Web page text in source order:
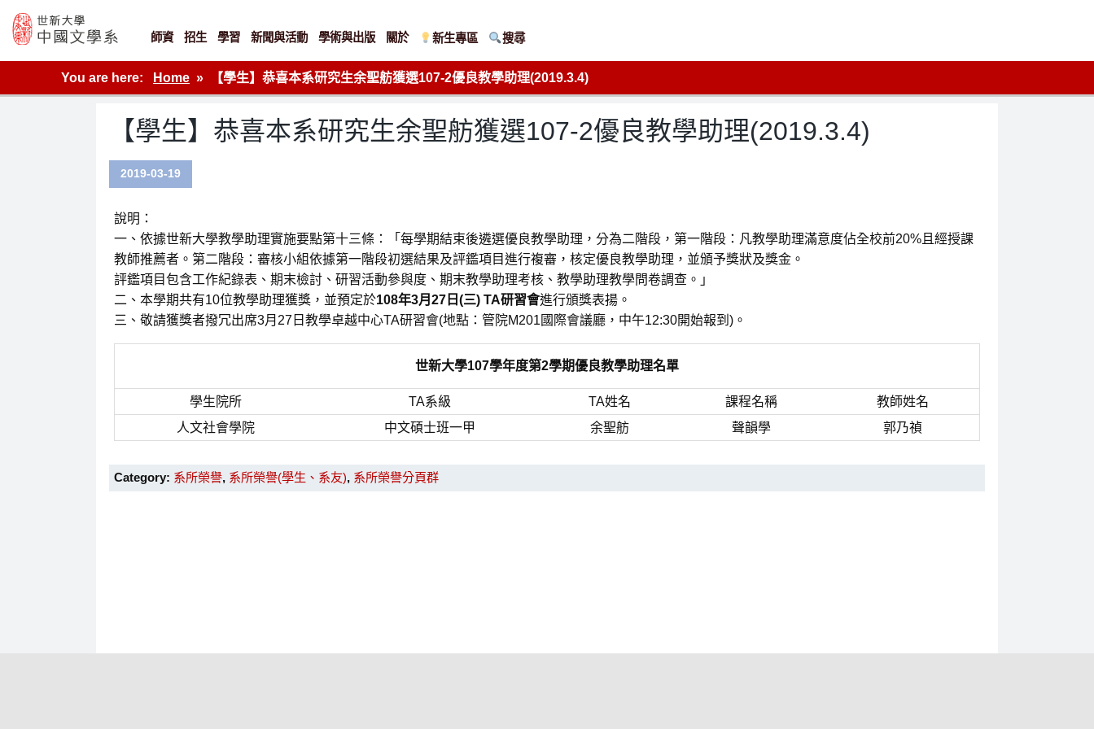
content
世新大學教學單位的網站
師資 招生 學習 新聞與活動 學術與出版 關於 新生專區 搜尋
You are here: Home 【學生】恭喜本系研究生余聖舫獲選107-2優良教學助理(2019.3.4)
【學生】恭喜本系研究生余聖舫獲選107-2優良教學助理(2019.3.4)
2019-03-19
說明：
一、依據世新大學教學助理實施要點第十三條：「每學期結束後遴選優良教學助理，分為二階段，第一階段：凡教學助理滿意度佔全校前20%且經授課
教師推薦者。第二階段：審核小組依據第一階段初選結果及評鑑項目進行複審，核定優良教學助理，並頒予獎狀及獎金。
評鑑項目包含工作紀錄表、期末檢討、研習活動參與度、期末教學助理考核、教學助理教學問卷調查。」
二、本學期共有10位教學助理獲獎，並預定於108年3月 27日 (三) TA研習會進行頒獎表揚。
三、敬請獲獎者撥冗出席3月27日教學卓越中心TA研習會(地點：管院M201國際會議廳，中午12:30開始報到)。
世新大學107學年度第2學期優良教學助理名單
學生院所 TA系級 TA姓名 課程名稱
教師姓名
人文社會學院
中文碩士班一甲 余聖舫 聲韻學 郭乃禎
Category: 系所榮譽, 系所榮譽(學生、系友), 系所榮譽分頁群